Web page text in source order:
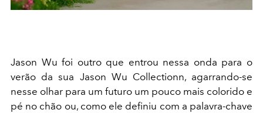
Jason Wu foi outro que entrou nessa onda para o
verão da sua Jason Wu Collectionn, agarrando-se
nesse olhar para um futuro um pouco mais colorido e
pé no chão ou, como ele definiu com a palavra-chave